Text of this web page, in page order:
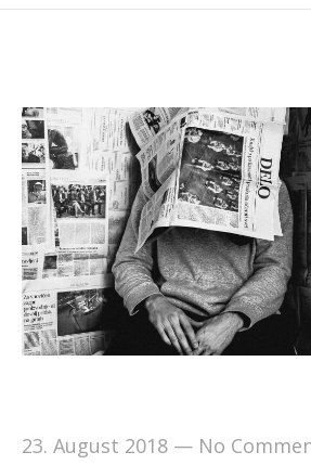
23. August 2018— No